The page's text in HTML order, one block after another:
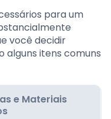
para um
você decidir
alguns itens comuns
e Materiais